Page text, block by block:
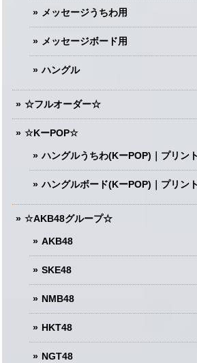
メッセージうちわ用
メッセージボード用
ハングル
☆フルオーダー☆
☆KーPOP☆
ハングルうちわ(KーPOP)｜プリン
ハングルボード(KーPOP)｜プリン
☆AKB48グループ☆
AKB48
SKE48
NMB48
HKT48
NGT48